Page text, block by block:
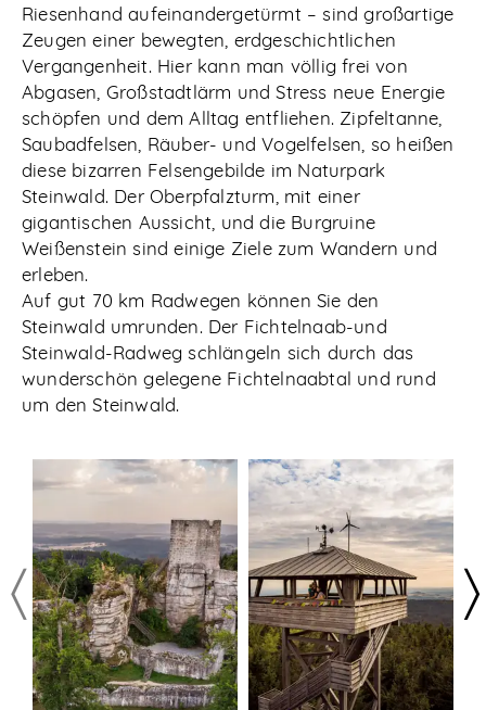
Riesenhand aufeinandergetürmt – sind großartige
Zeugen einer bewegten, erdgeschichtlichen
Vergangenheit. Hier kann man völlig frei von
Abgasen, Großstadtlärm und Stress neue Energie
schöpfen und dem Alltag entfliehen. Zipfeltanne,
Saubadfelsen, Räuber- und Vogelfelsen, so heißen
diese bizarren Felsengebilde im Naturpark
Steinwald. Der Oberpfalzturm, mit einer
gigantischen Aussicht, und die Burgruine
Weißenstein sind einige Ziele zum Wandern und
erleben.
Auf gut 70 km Radwegen können Sie den
Steinwald umrunden. Der Fichtelnaab-und
Steinwald-Radweg schlängeln sich durch das
wunderschön gelegene Fichtelnaabtal und rund
um den Steinwald.